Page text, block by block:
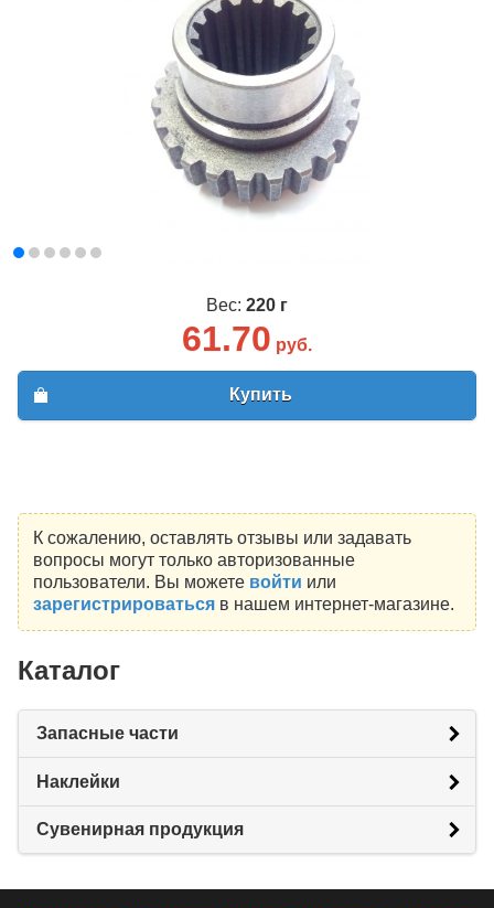
Вес: 220 г
61.70 руб.
Купить
К сожалению, оставлять отзывы или задавать
вопросы могут только авторизованные
пользователи. Вы можете войти или
зарегистрироватьсяв нашем интернет-магазине.
Каталог
Запасные части
Наклейки
Сувенирная продукция